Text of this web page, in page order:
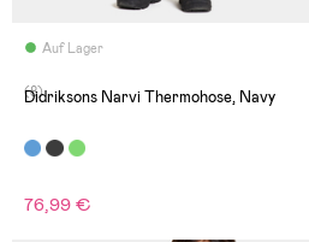
Auf Lager
(8)
Didriksons Narvi Thermohose, Navy
76,99 €